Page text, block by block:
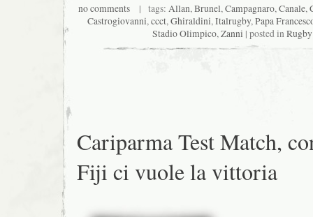
no comments| tags: Allan,Brunel,Campagnaro,Canale,
Castrogiovanni,ccct,Ghiraldini,Italrugby,Papa
Stadio Olimpico,Zanni | posted in
Cariparma Test Match,
Fiji ci vuole la vittoria